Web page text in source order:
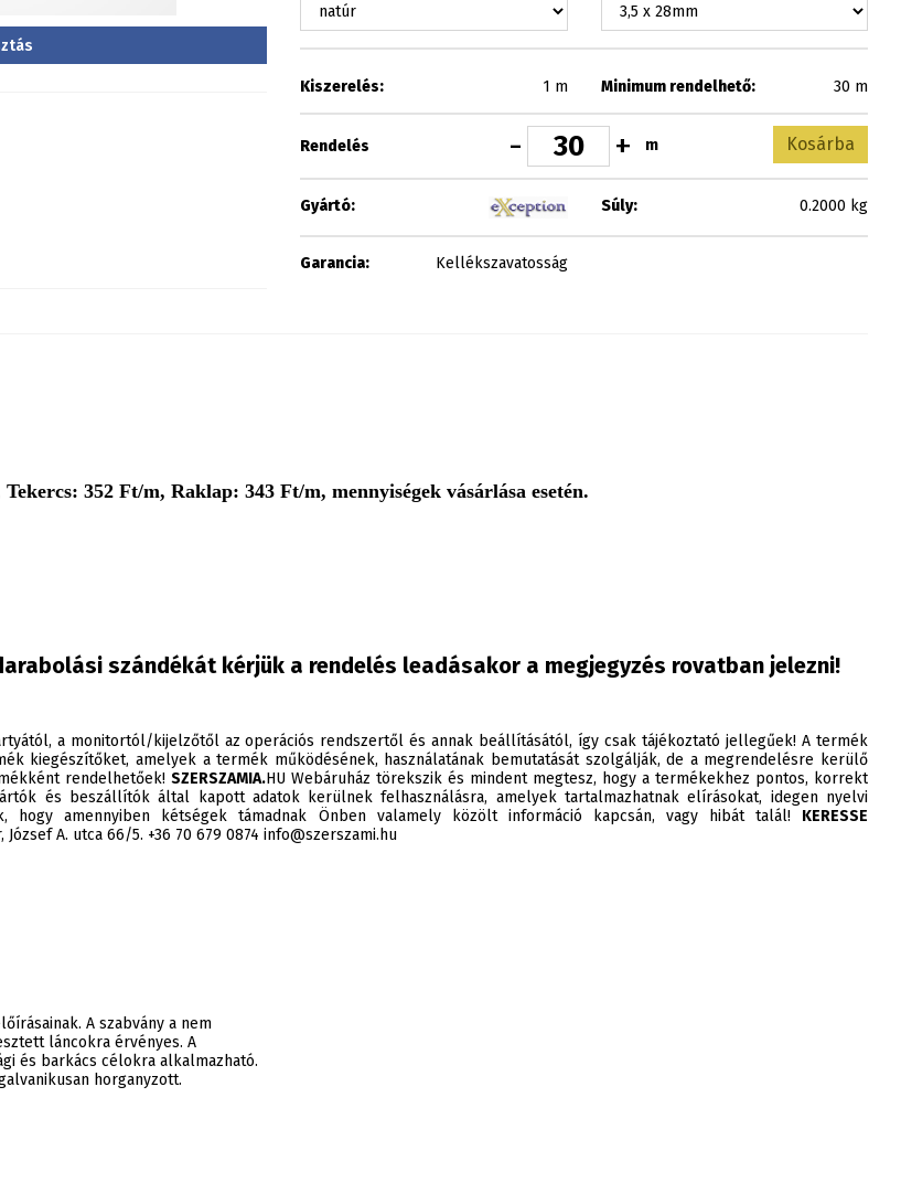
Kiszerelés: 1 m Minimum rendelhető: 30 m
Rendelés - + m Kosárba
Gyártó: Súly: 0.2000 kg
Garancia: Kellékszavatosság
352 Ft/m, Raklap: 343 Ft/m, mennyiségek vásárlása esetén.
szándékát kérjük a rendelés leadásakor a megjegyzés rovatban jelezni!
a monitortól/kijelzőtől az operációs rendszertől és annak beállításától, így csak tájékoztató jellegűek! A termék
kiegészítőket, amelyek a termék működésének, használatának bemutatását szolgálják, de a megrendelésre kerülő
rendelhetőek! SZERSZAMIA.HU Webáruház törekszik és mindent megtesz, hogy a termékekhez pontos, korrekt
és beszállítók által kapott adatok kerülnek felhasználásra, amelyek tartalmazhatnak elírásokat, idegen nyelvi
hogy amennyiben kétségek támadnak Önben valamely közölt információ kapcsán, vagy hibát talál! KERESSE
József A. utca 66/5. +36 70 679 0874 info@szerszami.hu
A szabvány a nem
láncokra érvényes. A
és barkács célokra alkalmazható.
horganyzott.